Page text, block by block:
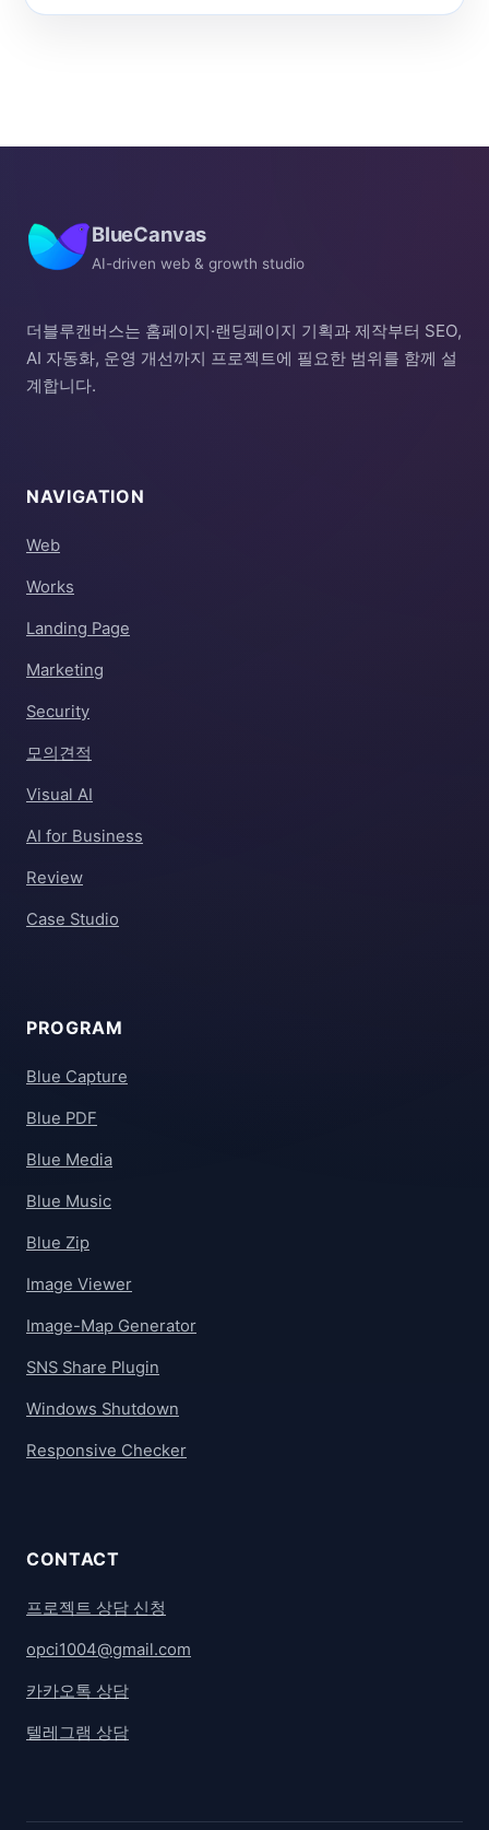
BlueCanvas
AI-driven web & growth studio
더블루캔버스는 홈페이지·랜딩페이지 기획과 제작부터 SEO,
AI 자동화, 운영 개선까지 프로젝트에 필요한 범위를 함께 설
계합니다.
NAVIGATION
Web
Works
Landing Page
Marketing
Security
모의견적
Visual AI
AI for Business
Review
Case Studio
PROGRAM
Blue Capture
Blue PDF
Blue Media
Blue Music
Blue Zip
Image Viewer
Image-Map Generator
SNS Share Plugin
Windows Shutdown
Responsive Checker
CONTACT
프로젝트 상담 신청
opci1004@gmail.com
카카오톡 상담
텔레그램 상담